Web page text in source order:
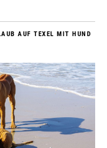
AUF TEXEL MIT HUND